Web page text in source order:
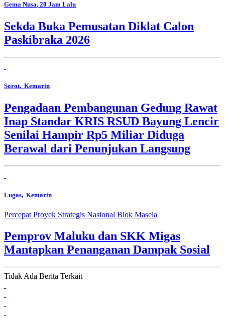
Gema Nusa, 20 Jam Lalu
Sekda Buka Pemusatan Diklat Calon
Paskibraka 2026
Sorot, Kemarin
Pengadaan Pembangunan Gedung Rawat
Inap Standar KRIS RSUD Bayung Lencir
Senilai Hampir Rp5 Miliar Diduga
Berawal dari Penunjukan Langsung
Lugas, Kemarin
Percepat Proyek Strategis Nasional Blok Masela
Pemprov Maluku dan SKK Migas
Mantapkan Penanganan Dampak Sosial
Tidak Ada Berita Terkait